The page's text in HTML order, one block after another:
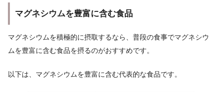
マグネシウムを豊富に含む食品
マグネシウムを積極的に摂取するなら、普段の食事でマグネシウ
ムを豊富に含む食品を摂るのがおすすめです。
以下は、マグネシウムを豊富に含む代表的な食品です。